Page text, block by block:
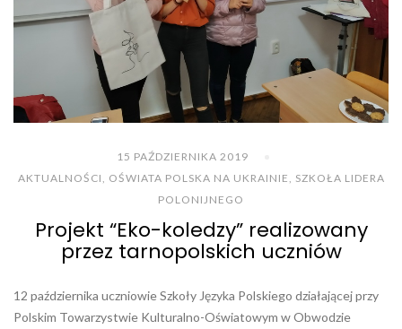
15 PAŹDZIERNIKA 2019
AKTUALNOŚCI
OŚWIATA POLSKA NA UKRAINIE
SZKOŁA LIDERA
POLONIJNEGO
Projekt “Eko-koledzy” realizowany
przez tarnopolskich uczniów
12 października uczniowie Szkoły Języka Polskiego działającej przy
Polskim Towarzystwie Kulturalno-Oświatowym w Obwodzie